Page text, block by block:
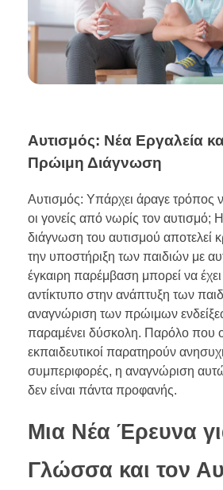
Αυτισμός: Νέα Εργαλεία
Πρώιμη Διάγνωση
Αυτισμός: Υπάρχει άραγε τρόπος
οι γονείς από νωρίς τον αυτισμό;
διάγνωση του αυτισμού αποτελεί
την υποστήριξη των παιδιών με
έγκαιρη παρέμβαση μπορεί να
αντίκτυπο στην ανάπτυξη των
αναγνώριση των πρώιμων
παραμένει δύσκολη. Παρόλο που οι
εκπαιδευτικοί παρατηρούν
συμπεριφορές, η αναγνώριση
δεν είναι πάντα προφανής.
Μια Νέα Έρευνα
Γλώσσα και τον